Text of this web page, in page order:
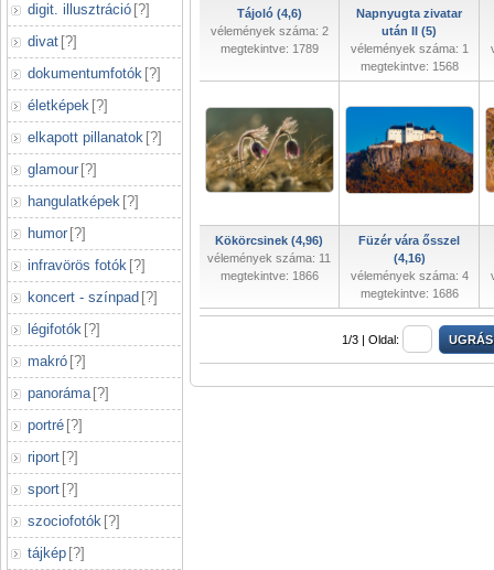
digit. illusztráció [?]
divat [?]
dokumentumfotók [?]
életképek [?]
elkapott pillanatok [?]
glamour [?]
hangulatképek [?]
humor [?]
infravörös fotók [?]
koncert - színpad [?]
légifotók [?]
makró [?]
panoráma [?]
portré [?]
riport [?]
sport [?]
szociofotók [?]
tájkép [?]
Tájoló (4,6)
vélemények száma: 2
megtekintve: 1789
Napnyugta zivatar
után II (5)
vélemények száma: 1
megtekintve: 1568
Kökörcsinek (4,96)
vélemények száma: 11
megtekintve: 1866
Füzér vára ősszel
(4,16)
vélemények száma: 4
megtekintve: 1686
1/3 | Oldal: